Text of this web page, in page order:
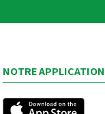
NOTRE APPLICATION